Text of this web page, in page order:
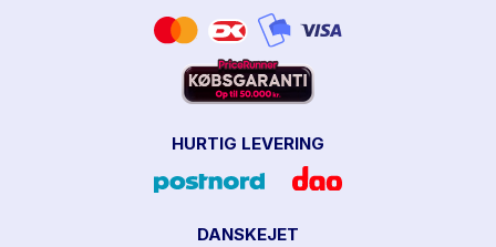
HURTIG LEVERING
DANSKEJET